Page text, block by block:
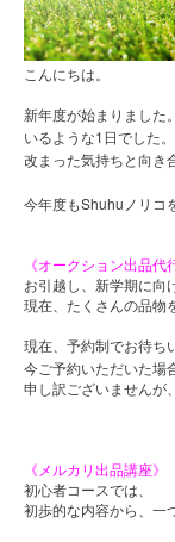
こんにちは。
新年度が始まりました
いるような1 日でした。
改まった気持ちと向き
今年度もShuhu ノリコ
《オークション出品代
お引越し、新学期に向
現在、たくさんの品物
現在、予約制でお待ち
今ご予約いただいた場
申し訳ございませんが
《メルカリ出品講座》
初心者コースでは、
初歩的な内容から、一